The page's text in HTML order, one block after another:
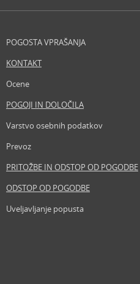
POGOSTA VPRAŠANJA
KONTAKT
Ocene
POGOJI IN DOLOČILA
Varstvo osebnih podatkov
Prevoz
PRITOŽBE IN ODSTOP OD POGODBE
ODSTOP OD POGODBE
Uveljavljanje popusta